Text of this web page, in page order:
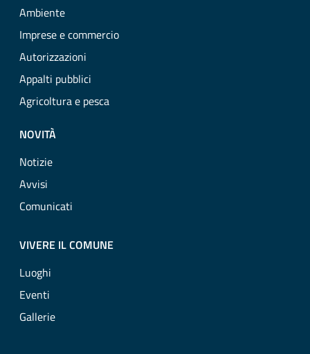
Ambiente
Imprese e commercio
Autorizzazioni
Appalti pubblici
Agricoltura e pesca
NOVITÀ
Notizie
Avvisi
Comunicati
VIVERE IL COMUNE
Luoghi
Eventi
Gallerie